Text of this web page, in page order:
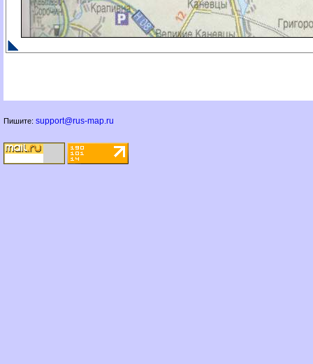
Пишите: support@rus-map.ru